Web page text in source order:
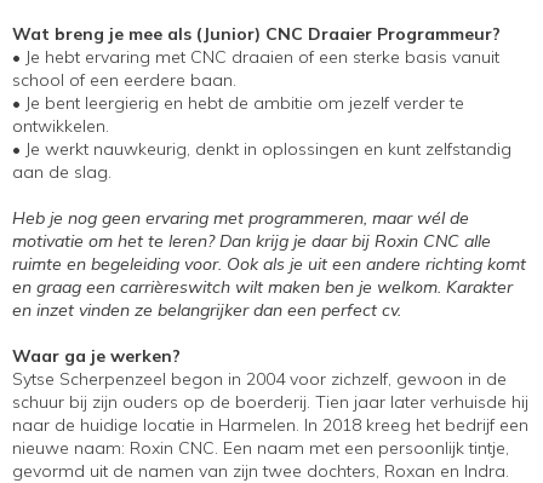
Wat breng je mee als (Junior) CNC Draaier Programmeur?
• Je hebt ervaring met CNC draaien of een sterke basis vanuit
school of een eerdere baan.
• Je bent leergierig en hebt de ambitie om jezelf verder te
ontwikkelen.
• Je werkt nauwkeurig, denkt in oplossingen en kunt zelfstandig
aan de slag.
Heb je nog geen ervaring met programmeren, maar wél de
motivatie om het te leren? Dan krijg je daar bij Roxin CNC alle
ruimte en begeleiding voor. Ook als je uit een andere richting komt
en graag een carrièreswitch wilt maken ben je welkom. Karakter
en inzet vinden ze belangrijker dan een perfect cv.
Waar ga je werken?
Sytse Scherpenzeel begon in 2004 voor zichzelf, gewoon in de
schuur bij zijn ouders op de boerderij. Tien jaar later verhuisde hij
naar de huidige locatie in Harmelen. In 2018 kreeg het bedrijf een
nieuwe naam: Roxin CNC. Een naam met een persoonlijk tintje,
gevormd uit de namen van zijn twee dochters, Roxan en Indra.